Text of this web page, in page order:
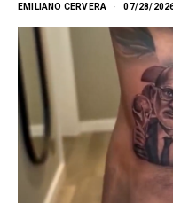
EMILIANO CERVERA 07/28/